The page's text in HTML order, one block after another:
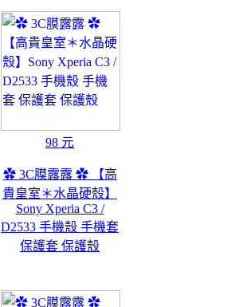
98 元
✿ 3C膜露露 ✿ 【高
貴皇室＊水晶硬殼】
Sony Xperia C3 /
D2533 手機殼 手機套
保護套 保護殼